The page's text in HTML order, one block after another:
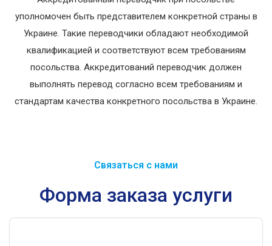
уполномочен быть представителем конкретной страны в
Украине. Такие переводчики обладают необходимой
квалификацией и соответствуют всем требованиям
посольства. Аккредитований переводчик должен
выполнять перевод согласно всем требованиям и
стандартам качества конкретного посольства в Украине.
Связаться с нами
Форма заказа услуги